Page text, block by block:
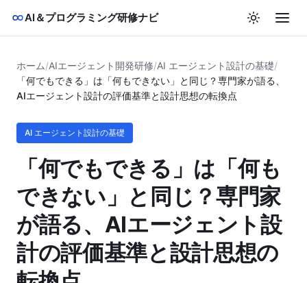
AI＆プログラミング研修ナビ
ホーム/AIエージェント開発研修/AI エージェント設計の基礎/
「何でもできる」は「何もできない」と同じ？専門家が語る、
AIエージェント設計の評価基準と設計思想の転換点
AI エージェント設計の基礎
「何でもできる」は「何も
できない」と同じ？専門家
が語る、AIエージェント設
計の評価基準と設計思想の